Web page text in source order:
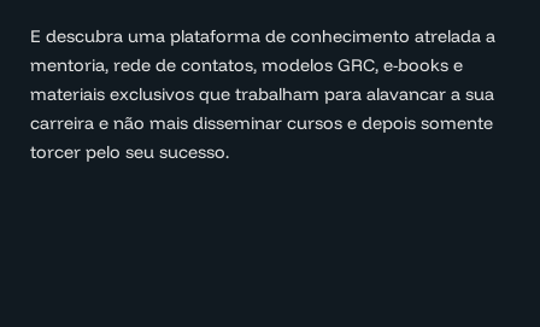
E descubra uma plataforma de conhecimento atrelada a
mentoria, rede de contatos, modelos GRC, e-books e
materiais exclusivos que trabalham para alavancar a sua
carreira e não mais disseminar cursos e depois somente
torcer pelo seu sucesso.